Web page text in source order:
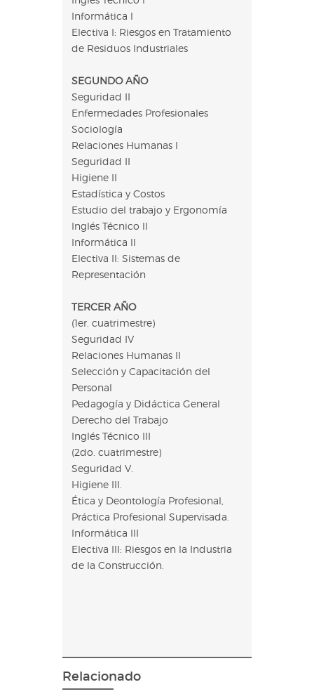
Informática l
Electiva I: Riesgos en Tratamiento
de Residuos Industriales
SEGUNDO AÑO
Seguridad II
Enfermedades Profesionales
Sociología
Relaciones Humanas I
Seguridad II
Higiene II
Estadística y Costos
Estudio del trabajo y Ergonomía
Inglés Técnico ll
Informática ll
Electiva II: Sistemas de
Representación
TERCER AÑO
(1er. cuatrimestre)
Seguridad IV
Relaciones Humanas II
Selección y Capacitación del
Personal
Pedagogía y Didáctica General
Derecho del Trabajo
Inglés Técnico III
(2do. cuatrimestre)
Seguridad V.
Higiene III.
Ética y Deontología Profesional,
Práctica Profesional Supervisada.
Informática III
Electiva III: Riesgos en la Industria
de la Construcción.
Relacionado